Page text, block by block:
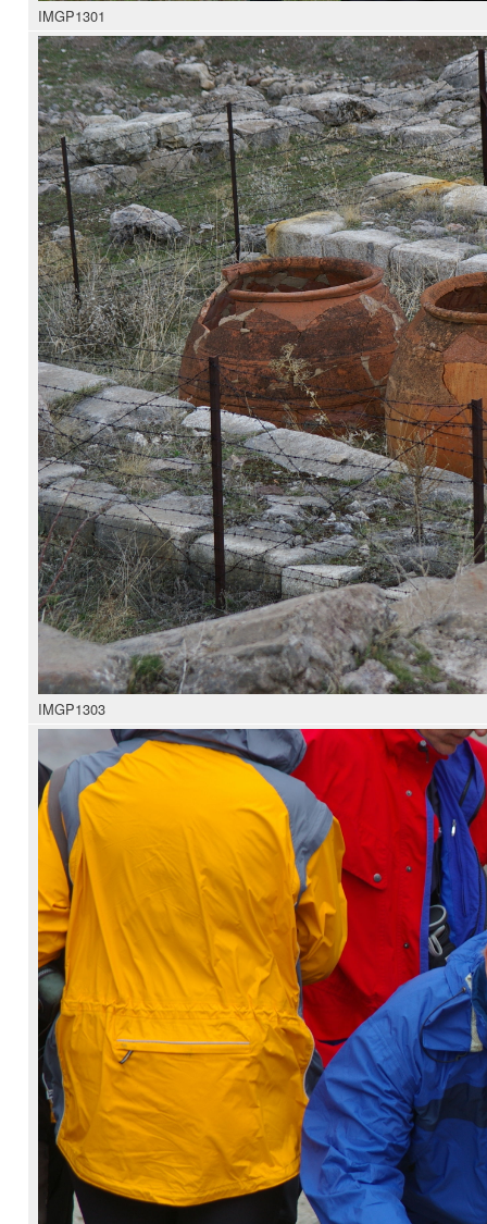
IMGP1301
IMGP1303